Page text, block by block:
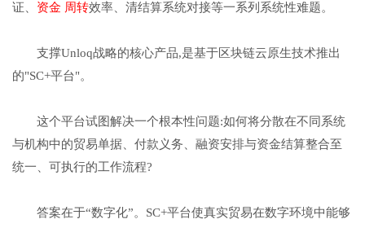
证、 资金 周转效率、清结算系统对接等一系列系统性难题。
支撑Unloq战略的核心产品,是基于区块链云原生技术推出
的"SC+平台"。
这个平台试图解决一个根本性问题:如何将分散在不同系统
与机构中的贸易单据、付款义务、融资安排与资金结算整合至
统一、可执行的工作流程?
答案在于“数字化”。SC+平台使真实贸易在数字环境中能够